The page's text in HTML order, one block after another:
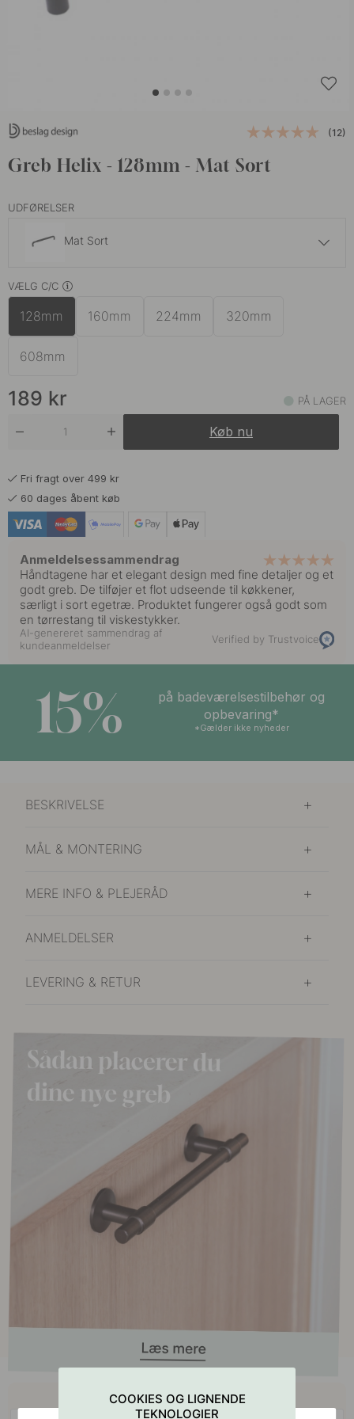
(12)
Greb Helix - 128mm - Mat Sort
UDFØRELSER
Mat Sort
Antik Bronze
Messing
På lager
Rustfrit Stål Finish
VÆLG C/C
128mm 160mm 224mm 320mm
608mm
189 kr PÅ LAGER
Køb nu
Fri fragt over 499 kr
60 dages åbent køb
Anmeldelsessammendrag
Håndtagene har et elegant design med fine detaljer og et
godt greb. De tilføjer et flot udseende til køkkener,
særligt i sort egetræ. Produktet fungerer også godt som
en tørrestang til viskestykker.
AI-genereret sammendrag af
kundeanmeldelser
Verified by Trustvoice
15%
på badeværelsestilbehør og
opbevaring*
*Gælder ikke nyheder
BESKRIVELSE
MÅL & MONTERING
MERE INFO & PLEJERÅD
ANMELDELSER
LEVERING & RETUR
Køb sammen med
COOKIES OG LIGNENDE
TEKNOLOGIER